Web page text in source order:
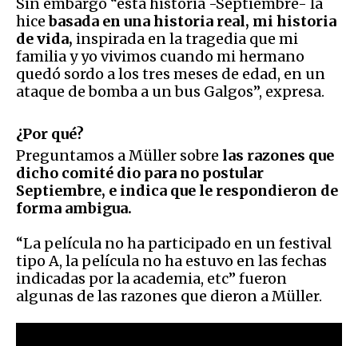
Sin embargo “ésta historia -Septiembre- la
hicebasada en una historia real, mi historia
de vida, inspirada en la tragedia que mi
familia y yo vivimos cuando mi hermano
quedó sordo a los tres meses de edad, en un
ataque de bomba a un bus Galgos”, expresa.
¿Por qué?
Preguntamos a Müller sobre las razones que
dicho comité dio para no postular
Septiembre, e indica que le respondieron de
forma ambigua.
“La película no ha participado en un festival
tipo A, la película no ha estuvo en las fechas
indicadas por la academia, etc” fueron
algunas de las razones que dieron a Müller.